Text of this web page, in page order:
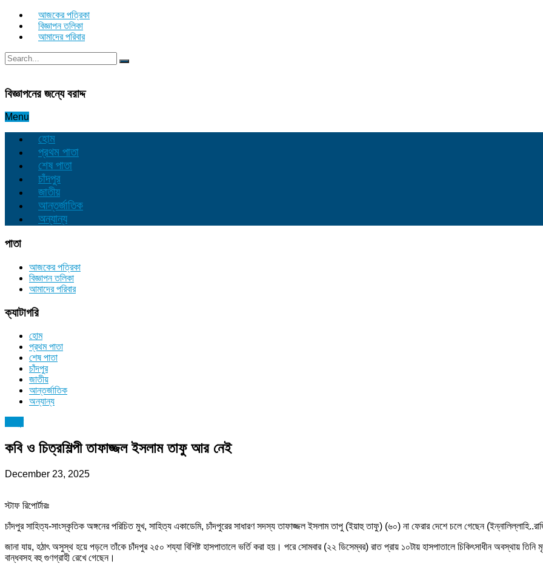
আজকের পত্রিকা
বিজ্ঞাপন তলিকা
আমাদের পরিবার
বিজ্ঞাপনের জন্যে বরাদ্দ
Menu
হোম
প্রথম পাতা
শেষ পাতা
চাঁদপুর
জাতীয়
আন্তর্জাতিক
অন্যান্য
পাতা
আজকের পত্রিকা
বিজ্ঞাপন তলিকা
আমাদের পরিবার
ক্যাটাগরি
হোম
প্রথম পাতা
শেষ পাতা
চাঁদপুর
জাতীয়
আন্তর্জাতিক
অন্যান্য
কবি ও চিত্রশিল্পী তাফাজ্জল ইসলাম তাফু আর নেই
December 23, 2025
স্টাফ রিপোর্টারঃ
চাঁদপুর সাহিত্য-সাংস্কৃতিক অঙ্গনের পরিচিত মুখ, সাহিত্য একাডেমি, চাঁদপুরের সাধারণ সদস্য তাফাজ্জল ইসলাম তাপু (ইয়াহু তাফু) (৬০) না ফেরার দেশে চলে গেছেন
জানা যায়, হঠাৎ অসুস্থ হয়ে পড়লে তাঁকে চাঁদপুর ২৫০ শয্যা বিশিষ্ট হাসপাতালে ভর্তি করা হয়। পরে সোমবার (২২ ডিসেম্বর) রাত প্রায় ১০টায় হাসপাতালে চিকিৎসাধীন অবস্থায়
বান্ধবসহ বহু গুণগ্রাহী রেখে গেছেন।